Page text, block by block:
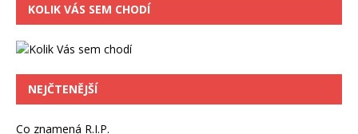
KOLIK VÁS SEM CHODÍ
NEJČTENĚJŠÍ
Co znamená R.I.P.